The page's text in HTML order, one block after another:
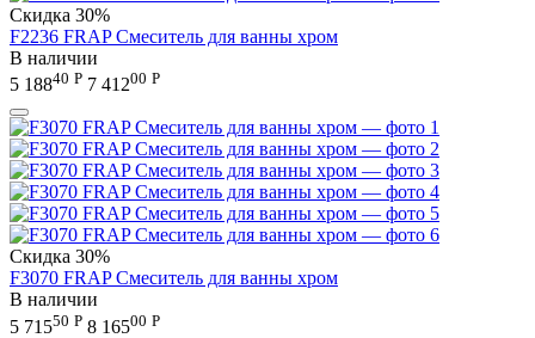
Скидка 30%
F2236 FRAP Смеситель для ванны хром
В наличии
5 18840 Р 7 41200 Р
Скидка 30%
F3070 FRAP Смеситель для ванны хром
В наличии
5 71550 Р 8 16500 Р